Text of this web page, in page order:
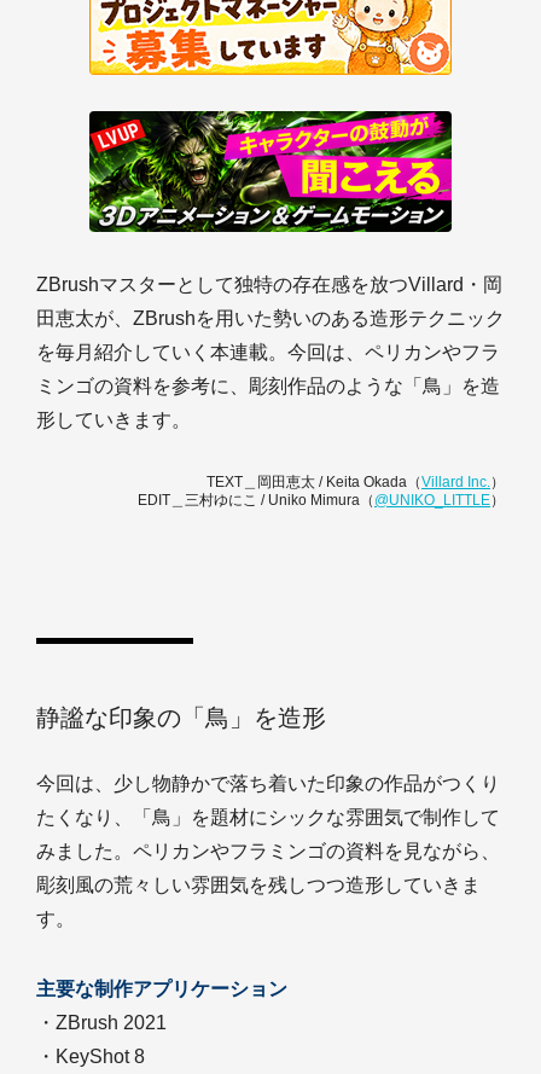
ZBrushマスターとして独特の存在感を放つVillard・岡
田恵太が、ZBrushを用いた勢いのある造形テクニック
を毎月紹介していく本連載。今回は、ペリカンやフラ
ミンゴの資料を参考に、彫刻作品のような「鳥」を造
形していきます。
TEXT＿岡田恵太 / Keita Okada（Villard Inc.）
EDIT＿三村ゆにこ / Uniko Mimura（ @UNIKO_LITTLE）
静謐な印象の「鳥」を造形
今回は、少し物静かで落ち着いた印象の作品がつくり
たくなり、「鳥」を題材にシックな雰囲気で制作して
みました。ペリカンやフラミンゴの資料を見ながら、
彫刻風の荒々しい雰囲気を残しつつ造形していきま
す。
主要な制作アプリケーション
・ZBrush 2021
・KeyShot 8